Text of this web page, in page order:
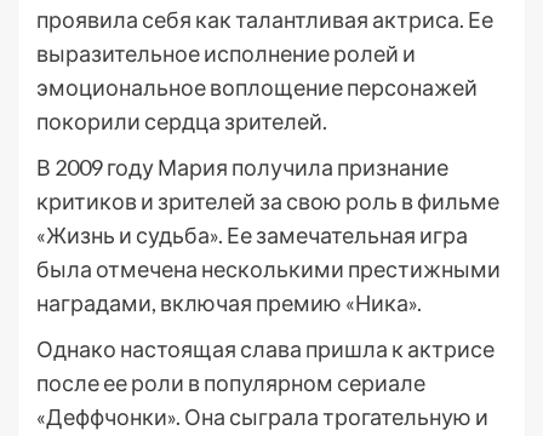
проявила себя как талантливая актриса. Ее
выразительное исполнение ролей и
эмоциональное воплощение персонажей
покорили сердца зрителей.
В 2009 году Мария получила признание
критиков и зрителей за свою роль в фильме
«Жизнь и судьба». Ее замечательная игра
была отмечена несколькими престижными
наградами, включая премию «Ника».
Однако настоящая слава пришла к актрисе
после ее роли в популярном сериале
«Деффчонки». Она сыграла трогательную и